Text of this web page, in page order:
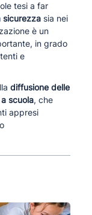
tesi a far
sicurezza sia nei
è un
in grado
e
diffusione delle
scuola, che
appresi